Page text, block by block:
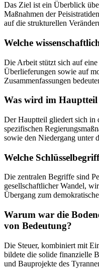
Das Ziel ist ein Überblick
Maßnahmen der
auf die strukturellen
Welche
Die Arbeit stützt sich auf
Überlieferungen sowie auf
Zusammenfassungen
Was wird im
Der Hauptteil gliedert sich in
spezifischen
sowie den Niedergang unter
Welche
Die zentralen Begriffe sind
gesellschaftlicher Wandel,
Übergang zum
Warum war die
von Bedeutung?
Die Steuer, kombiniert mit
bildete die solide finanzielle
und Bauprojekte des